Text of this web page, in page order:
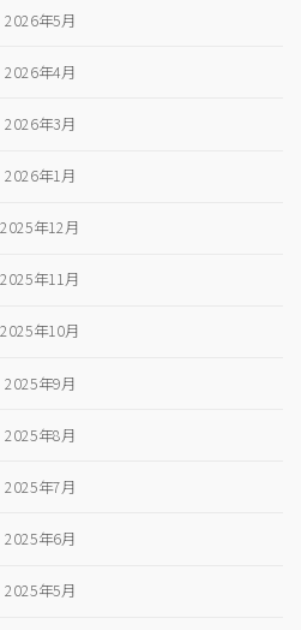
2026年5月
2026年4月
2026年3月
2026年1月
2025年12月
2025年11月
2025年10月
2025年9月
2025年8月
2025年7月
2025年6月
2025年5月